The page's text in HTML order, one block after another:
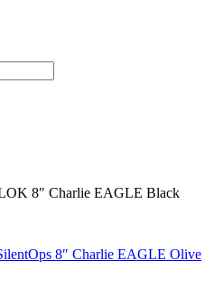
8″ Charlie EAGLE Black
8″ Charlie EAGLE Olive